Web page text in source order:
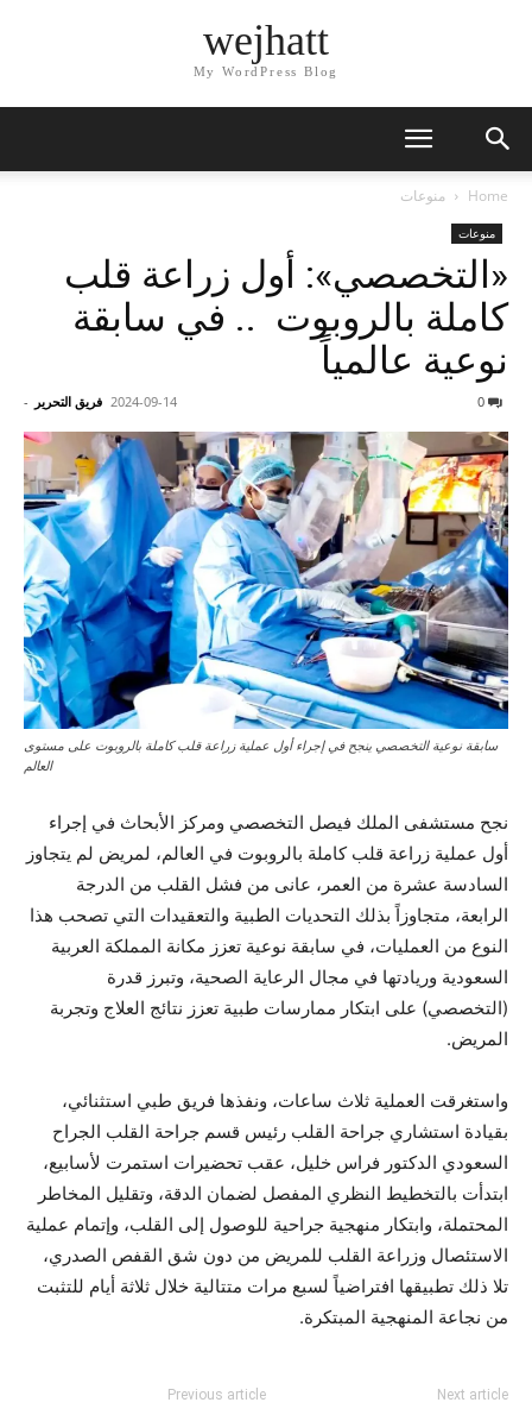
wejhatt
My WordPress Blog
Home منوعات
منوعات
«التخصصي»: أول زراعة قلب
كاملة بالروبوت .. في سابقة
نوعية عالمياً
فريق التحرير - 2024-09-14
سابقة نوعية التخصصي ينجح في إجراء أول عملية زراعة قلب كاملة بالروبوت على مستوى
العالم
نجح مستشفى الملك فيصل التخصصي ومركز الأبحاث في إجراء
أول عملية زراعة قلب كاملة بالروبوت في العالم، لمريض لم يتجاوز
السادسة عشرة من العمر، عانى من فشل القلب من الدرجة
الرابعة، متجاوزاً بذلك التحديات الطبية والتعقيدات التي تصحب هذا
النوع من العمليات، في سابقة نوعية تعزز مكانة المملكة العربية
السعودية وريادتها في مجال الرعاية الصحية، وتبرز قدرة
(التخصصي) على ابتكار ممارسات طبية تعزز نتائج العلاج وتجربة
المريض.
واستغرقت العملية ثلاث ساعات، ونفذها فريق طبي استثنائي،
بقيادة استشاري جراحة القلب رئيس قسم جراحة القلب الجراح
السعودي الدكتور فراس خليل، عقب تحضيرات استمرت لأسابيع،
ابتدأت بالتخطيط النظري المفصل لضمان الدقة، وتقليل المخاطر
المحتملة، وابتكار منهجية جراحية للوصول إلى القلب، وإتمام عملية
الاستئصال وزراعة القلب للمريض من دون شق القفص الصدري،
تلا ذلك تطبيقها افتراضياً لسبع مرات متتالية خلال ثلاثة أيام للتثبت
من نجاعة المنهجية المبتكرة.
Previous article Next article